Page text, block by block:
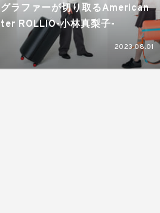
ラファーが切り取るAmerican
ROLLIO-小林真梨子-
2023.08.01